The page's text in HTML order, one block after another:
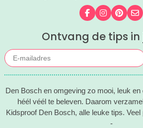
Volg ons op
Volg ons
Volg
Ontvang de tips in
Den Bosch en omgeving zo mooi, leuk
héél véél te beleven. Daarom
Kidsproof Den Bosch, alle leuke tips.
-